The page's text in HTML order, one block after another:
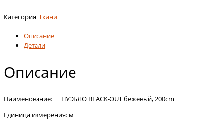
Категория:Ткани
Описание
Детали
Описание
Наименование: ПУЭБЛО BLACK-OUT бежевый, 200cm
Единица измерения: м